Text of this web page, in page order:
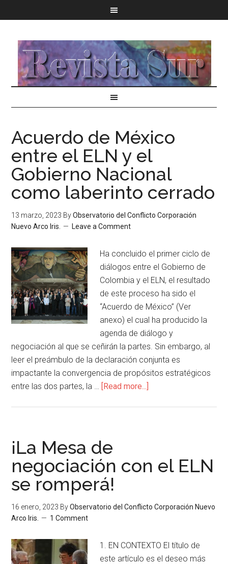
Acuerdo de México
entre el ELN y el
Gobierno Nacional
como laberinto cerrado
13 marzo, 2023 ByObservatorio del Conflicto Corporación
Nuevo Arco Iris.
Leave a Comment
Ha concluido el primer ciclo de
diálogos entre el Gobierno de
Colombia y el ELN, el resultado
de este proceso ha sido el
“Acuerdo de México” (Ver
anexo) el cual ha producido la
agenda de diálogo y
negociación al que se ceñirán la partes. Sin embargo, al
leer el preámbulo de la declaración conjunta es
impactante la convergencia de propósitos estratégicos
entre las dos partes, la … [Read more...]
¡La Mesa de
negociación con el ELN
se romperá!
16 enero, 2023 ByObservatorio del Conflicto Corporación Nuevo
Arco Iris.
1 Comment
1. EN CONTEXTO El título de
este artículo es el deseo más